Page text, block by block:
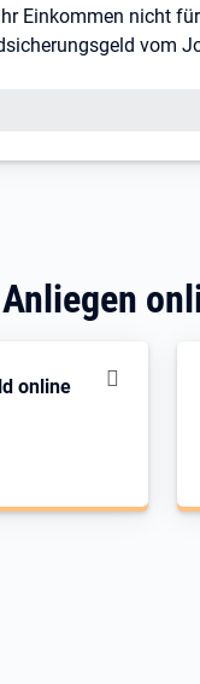
Einkommen nicht
vom
online